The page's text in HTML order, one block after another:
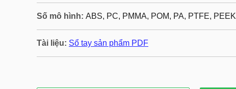
Số mô hình: ABS, PC, PMMA, POM, PA, PTFE, PEEK
Tài liệu: Sổ tay sản phẩm PDF